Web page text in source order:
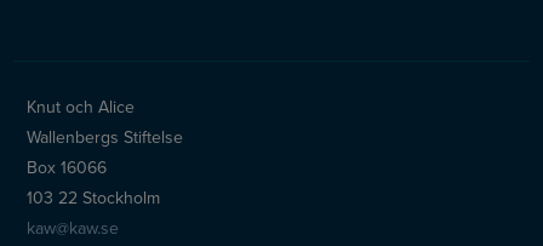
Knut och Alice
Wallenbergs Stiftelse
Box 16066
103 22 Stockholm
kaw@kaw.se